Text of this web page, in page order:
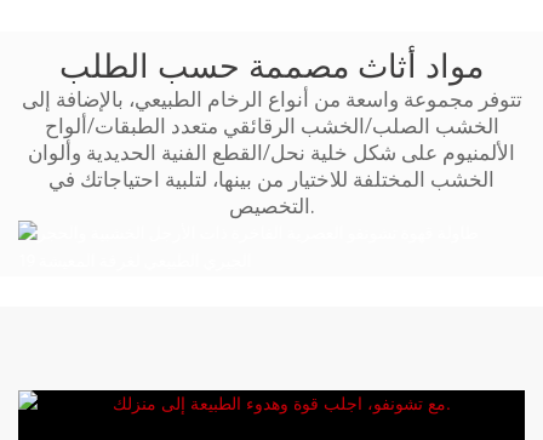
مواد أثاث مصممة حسب الطلب
تتوفر مجموعة واسعة من أنواع الرخام الطبيعي، بالإضافة إلى
الخشب الصلب/الخشب الرقائقي متعدد الطبقات/ألواح
الألمنيوم على شكل خلية نحل/القطع الفنية الحديدية وألوان
الخشب المختلفة للاختيار من بينها، لتلبية احتياجاتك في
التخصيص.